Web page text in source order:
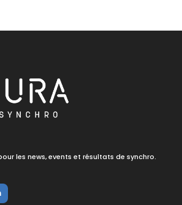
les news, events et résultats de synchro.